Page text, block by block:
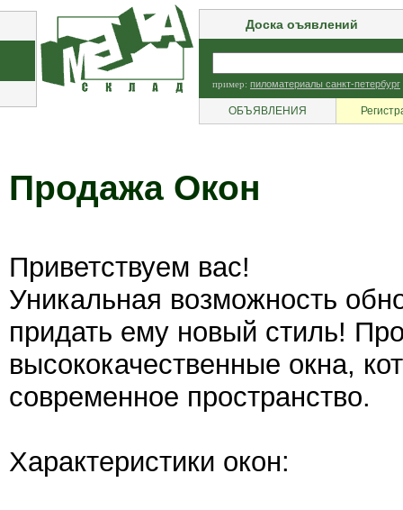
Доска оъявлений
пример: пиломатериалы санкт-петербург
ОБЪЯВЛЕНИЯ
Продажа Окон
Приветствуем вас!
Уникальная возможность
придать ему новый стиль!
высококачественные окна,
современное пространство.
Характеристики окон: